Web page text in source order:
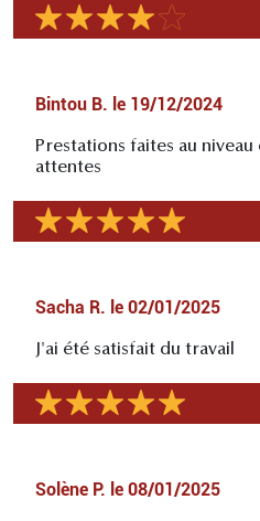
Bintou B. le 19/12/2024
Prestations faites au niveau
attentes
Sacha R. le 02/01/2025
J'ai été satisfait du travail
Solène P. le 08/01/2025